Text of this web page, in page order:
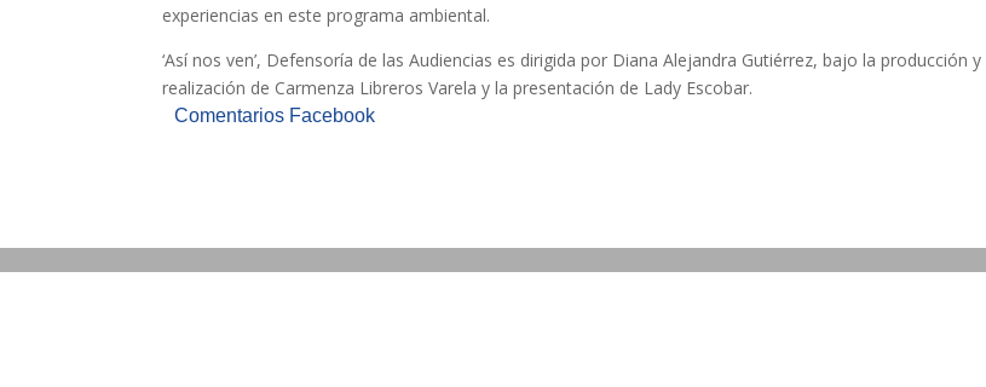
experiencias en este programa ambiental.
‘Así nos ven’, Defensoría de las Audiencias es dirigida por Diana Alejandra Gutiérrez, bajo la producción y
realización de Carmenza Libreros Varela y la presentación de Lady Escobar.
Comentarios Facebook